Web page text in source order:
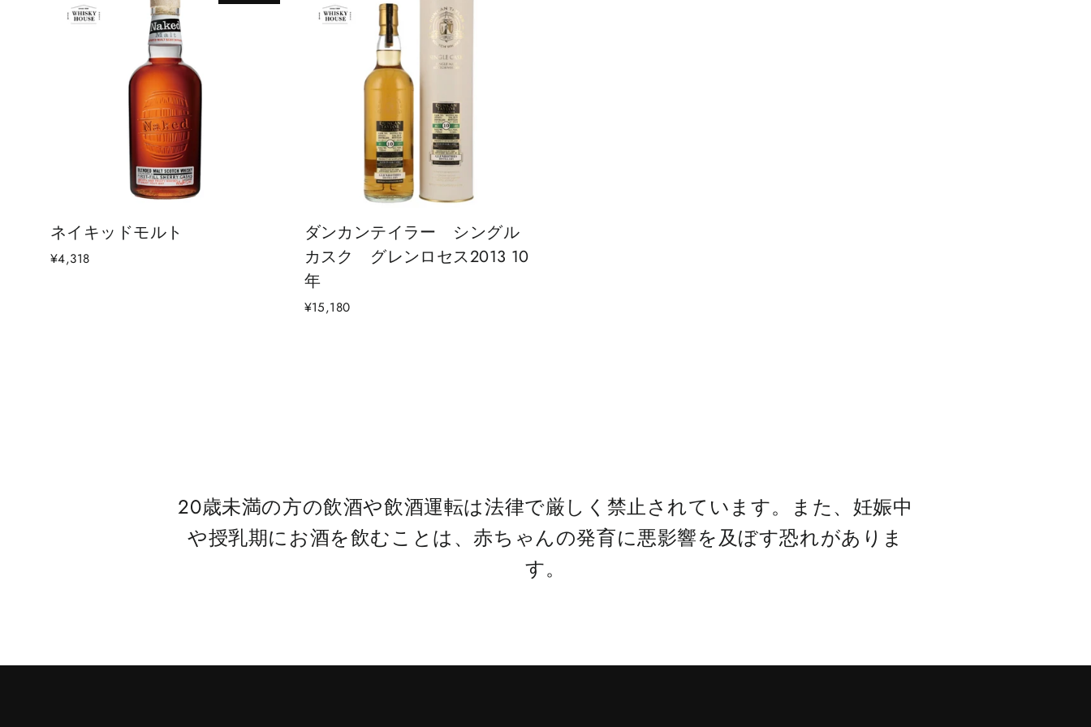
ネイキッドモルト
¥4,318
ダンカンテイラー シングル
カスク グレンロセス2013 10
年
¥15,180
20歳未満の方の飲酒や飲酒運転は法律で厳しく禁止されています。また、妊娠中
や授乳期にお酒を飲むことは、赤ちゃんの発育に悪影響を及ぼす恐れがありま
す。